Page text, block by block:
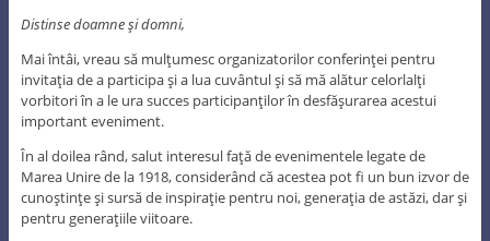
Distinse doamne şi domni,
Mai întâi, vreau să mulţumesc organizatorilor conferinţei pentru
invitaţia de a participa şi a lua cuvântul şi să mă alătur celorlalţi
vorbitori în a le ura succes participanţilor în desfăşurarea acestui
important eveniment.
În al doilea rând, salut interesul faţă de evenimentele legate de
Marea Unire de la 1918, considerând că acestea pot fi un bun izvor de
cunoştinţe şi sursă de inspiraţie pentru noi, generaţia de astăzi, dar şi
pentru generaţiile viitoare.